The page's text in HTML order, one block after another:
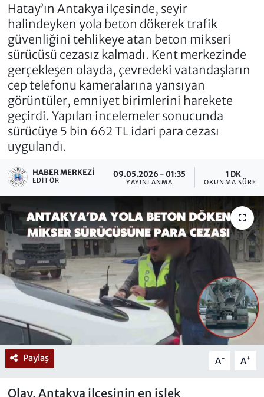
Hatay’ın Antakya ilçesinde, seyir
halindeyken yola beton dökerek trafik
güvenliğini tehlikeye atan beton mikseri
sürücüsü cezasız kalmadı. Kent merkezinde
gerçekleşen olayda, çevredeki vatandaşların
cep telefonu kameralarına yansıyan
görüntüler, emniyet birimlerini harekete
geçirdi. Yapılan incelemeler sonucunda
sürücüye 5 bin 662 TL idari para cezası
uygulandı.
HABER MERKEZI
EDITÖR
09.05.2026 - 01:35
YAYINLANMA
1 DK
OKUNMA SÜRESI
Paylaş A- A+
Olay, Antakya ilçesinin en işlek